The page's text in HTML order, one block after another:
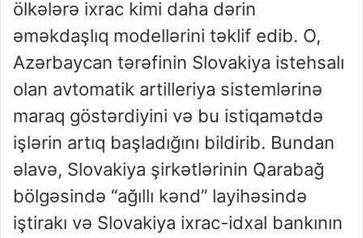
ölkələrə ixrac kimi daha dərin
əməkdaşlıq modellərini təklif edib. O,
Azərbaycan tərəfinin Slovakiya istehsalı
olan avtomatik artilleriya sistemlərinə
maraq göstərdiyini və bu istiqamətdə
işlərin artıq başladığını bildirib. Bundan
əlavə, Slovakiya şirkətlərinin Qarabağ
bölgəsində “ağıllı kənd” layihəsində
iştirakı və Slovakiya ixrac-idxal bankının